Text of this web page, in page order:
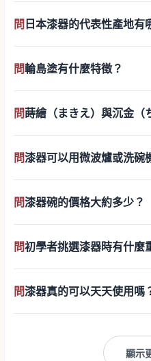
問 日本漆器的代表性產地有
問輪島塗有什麼特徵？
問蒔繪（まきえ）與沉金（
問漆器可以用微波爐或洗碗
問漆器碗的價格大約多少？
問初學者挑選漆器時有什麼
問漆器真的可以天天使用嗎
顯示